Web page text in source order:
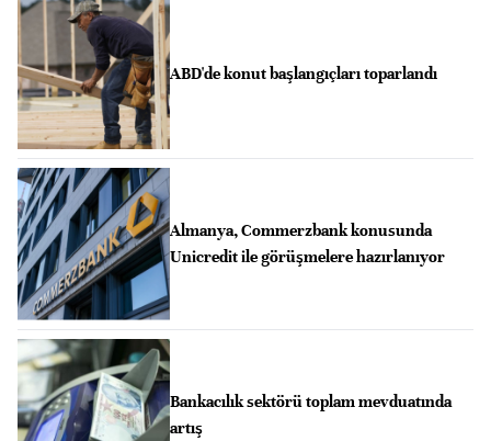
ABD'de konut başlangıçları toparlandı
Almanya, Commerzbank konusunda
Unicredit ile görüşmelere hazırlanıyor
Bankacılık sektörü toplam mevduatında
artış